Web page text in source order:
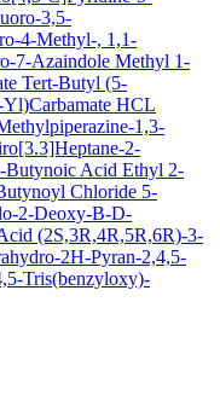
3,5-
4-Methyl-, 1,1-
7-Azaindole Methyl 1-
Tert-Butyl (5-
HCL
1,3-
2-
Butynoic Acid Ethyl 2-
Chloride 5-
2-Deoxy-B-D-
(2S,3R,4R,5R,6R)-3-
2H-Pyran-2,4,5-
Tris(benzyloxy)-